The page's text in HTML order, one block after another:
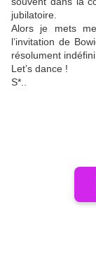
jubilatoire.
Alors je mets
l’invitation de
résolument
Let’s dance !
S*..